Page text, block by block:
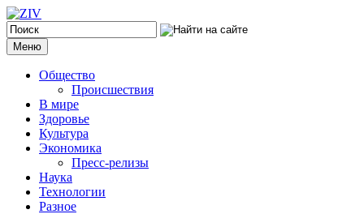
Меню
Общество
Происшествия
В мире
Здоровье
Культура
Экономика
Пресс-релизы
Наука
Технологии
Разное